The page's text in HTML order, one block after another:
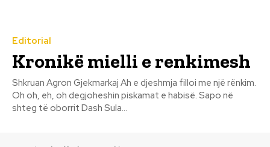
Editorial
Kronikë mielli e renkimesh
Shkruan Agron Gjekmarkaj Ah e djeshmja filloi me një rënkim.
Oh oh, eh, oh degjoheshin piskamat e habisë. Sapo në
shteg të oborrit Dash Sula...